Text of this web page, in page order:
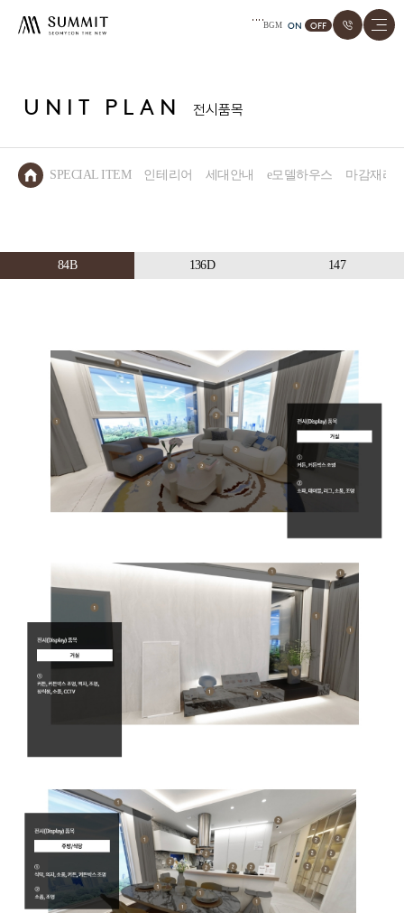
BGM ON OFF
UNIT PLAN 전시품목
SPECIAL ITEM 인테리어 세대안내 e모델하우스 마감재리
84B 136D 147